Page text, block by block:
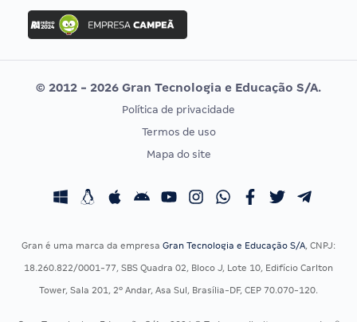
Concurso Ibama
Concurso MPU
Editais publicados
Vunesp
CONCURSOS POR PROFISSÃO
Concursos Fiscais
Concursos Saúde
EXAME DE ORDEM
Calendário OAB
© 2012 - 2026 Gran Tecnologia e Educação S/A.
Política de privacidade
Termos de uso
Mapa do site
Gran é uma marca da empresa Gran Tecnologia e Educação S/A, CNPJ:
18.260.822/0001-77, SBS Quadra 02, Bloco J, Lote 10, Edifício Carlton
Tower, Sala 201, 2º Andar, Asa Sul, Brasília-DF, CEP 70.070-120.